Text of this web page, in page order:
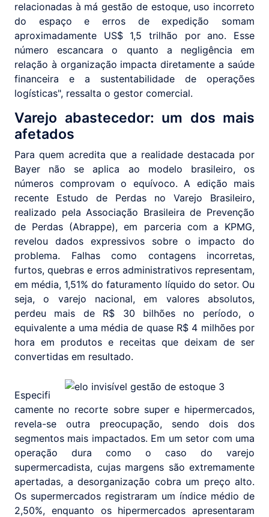
relacionadas à má gestão de estoque, uso incorreto
do espaço e erros de expedição somam
aproximadamente US$ 1,5 trilhão por ano. Esse
número escancara o quanto a negligência em
relação à organização impacta diretamente a saúde
financeira e a sustentabilidade de operações
logísticas", ressalta o gestor comercial.
Varejo abastecedor: um dos mais
afetados
Para quem acredita que a realidade destacada por
Bayer não se aplica ao modelo brasileiro, os
números comprovam o equívoco. A edição mais
recente Estudo de Perdas no Varejo Brasileiro,
realizado pela Associação Brasileira de Prevenção
de Perdas (Abrappe), em parceria com a KPMG,
revelou dados expressivos sobre o impacto do
problema. Falhas como contagens incorretas,
furtos, quebras e erros administrativos representam,
em média, 1,51% do faturamento líquido do setor. Ou
seja, o varejo nacional, em valores absolutos,
perdeu mais de R$ 30 bilhões no período, o
equivalente a uma média de quase R$ 4 milhões por
hora em produtos e receitas que deixam de ser
convertidas em resultado.
Especifi
camente no recorte sobre super e hipermercados,
revela-se outra preocupação, sendo dois dos
segmentos mais impactados. Em um setor com uma
operação dura como o caso do varejo
supermercadista, cujas margens são extremamente
apertadas, a desorganização cobra um preço alto.
Os supermercados registraram um índice médio de
2,50%, enquanto os hipermercados apresentaram